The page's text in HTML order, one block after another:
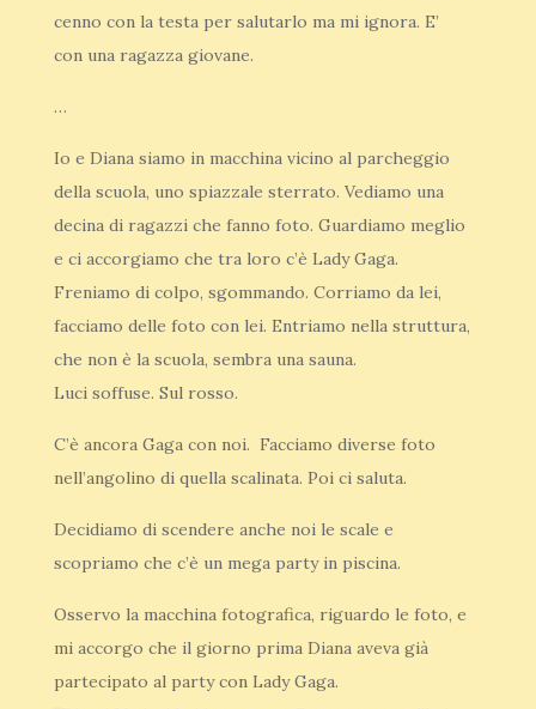
cenno con la testa per salutarlo ma mi ignora. E’
con una ragazza giovane.
…
Io e Diana siamo in macchina vicino al parcheggio
della scuola, uno spiazzale sterrato. Vediamo una
decina di ragazzi che fanno foto. Guardiamo meglio
e ci accorgiamo che tra loro c’è Lady Gaga.
Freniamo di colpo, sgommando. Corriamo da lei,
facciamo delle foto con lei. Entriamo nella struttura,
che non è la scuola, sembra una sauna.
Luci soffuse. Sul rosso.
C’è ancora Gaga con noi. Facciamo diverse foto
nell’angolino di quella scalinata. Poi ci saluta.
Decidiamo di scendere anche noi le scale e
scopriamo che c’è un mega party in piscina.
Osservo la macchina fotografica, riguardo le foto, e
mi accorgo che il giorno prima Diana aveva già
partecipato al party con Lady Gaga.